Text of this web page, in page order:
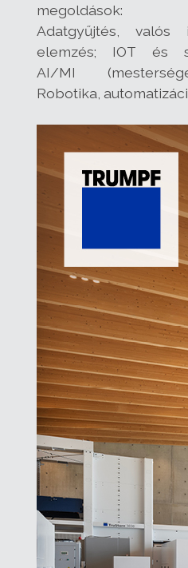
megoldások:
Adatgyűjtés, valós
elemzés; IOT és
AI/MI
Robotika,